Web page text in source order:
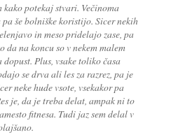
potekaj stvari. Večinoma
še bolniške koristijo. Sicer nekih
in meso pridelajo zase, pa
da na koncu so v nekem malem
Plus, vsake toliko časa
se drva ali les za razrez, pa je
neke hude vsote, vsekakor pa
je, da je treba delat, ampak ni to
fitnesa. Tudi jaz sem delal v